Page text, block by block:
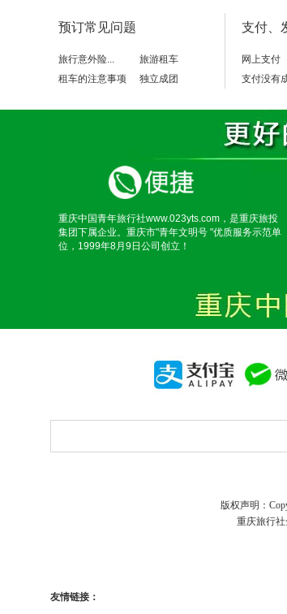
预订常见问题
旅行意外险...
旅游租车
租车的注意事项
独立成团
支付、
网上支付
支付没有
重庆中国青年旅行社www.023yts.com，是重庆旅投
集团下属企业。重庆市"青年文明号 "优质服务示范单
位，1999年8月9日公司创立！
版权声明：
重庆旅行社
友情链接：